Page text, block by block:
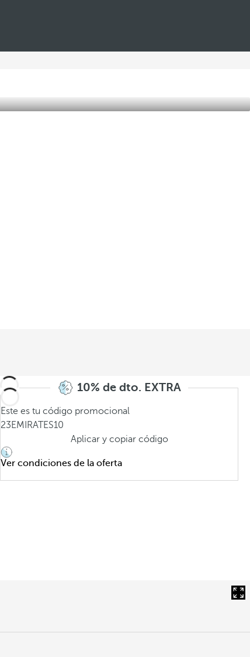
10% de dto. EXTRA
Este es tu código promocional
23EMIRATES10
Aplicar y copiar código
Ver condiciones de la oferta